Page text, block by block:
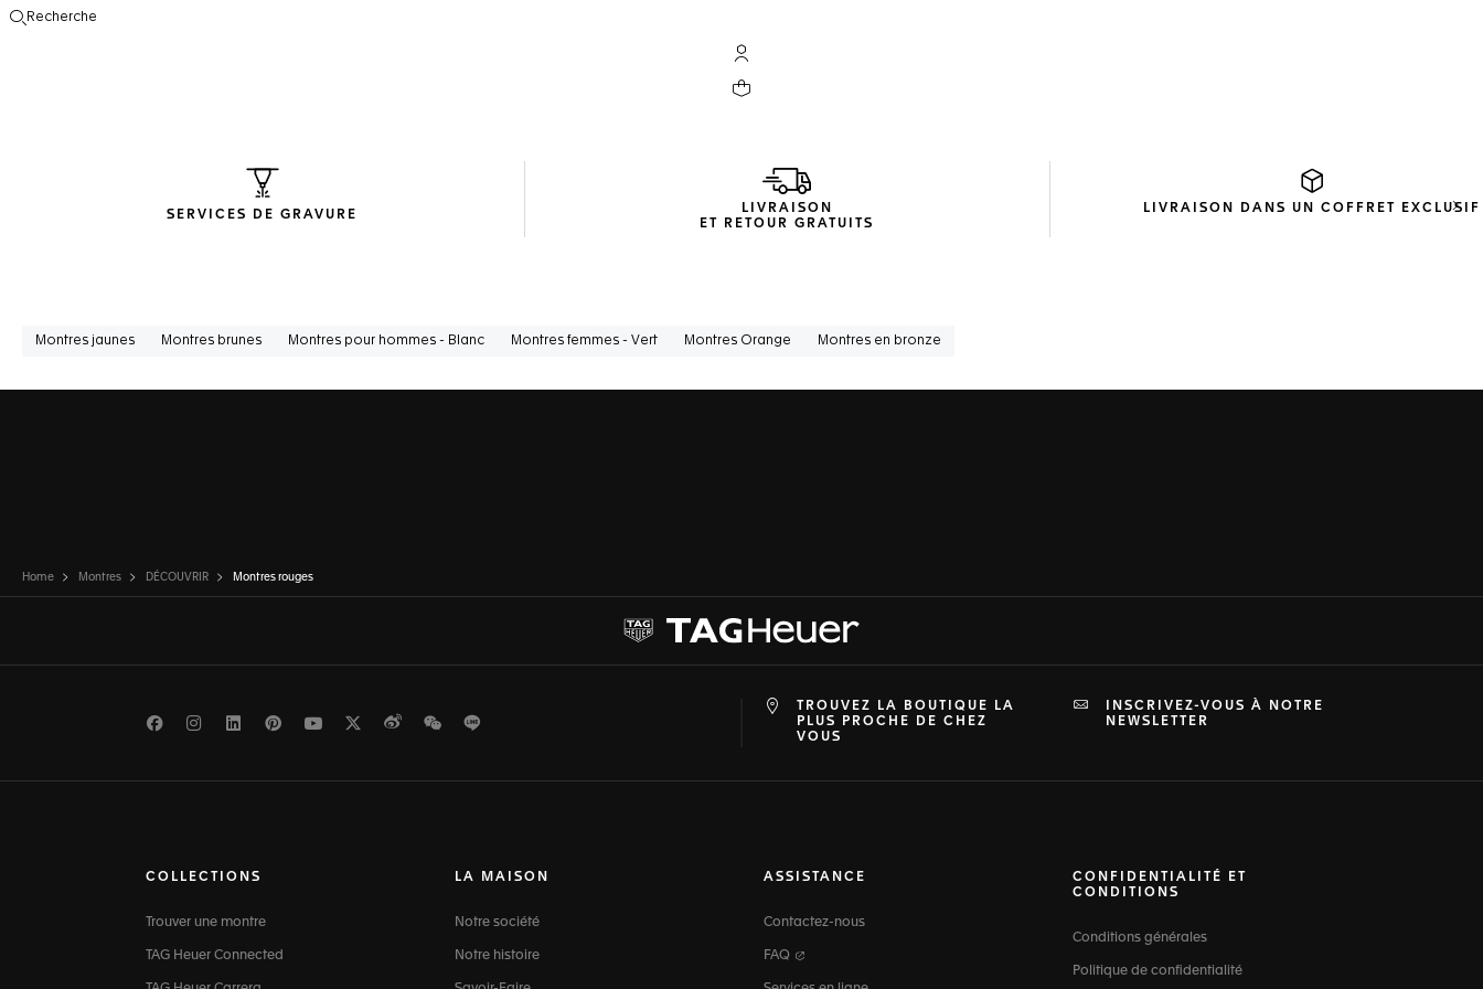
Recherche
Compte My TAG Heuer
Votre panier contient 0 produit(s)
SERVICES DE GRAVURE
LIVRAISON
ET RETOUR GRATUITS
LIVRAISON DANS UN COFFRET EXCLUSIF
Montres jaunes Montres brunes Montres pour hommes - Blanc Montres femmes - Vert Montres Orange Montres en bronze
Home Montres DÉCOUVRIR Montres rouges
FacebookInstagramLinkedInPinterest
Youtube
TwitterWeiboWeChat
TROUVEZ LA BOUTIQUE LA
PLUS PROCHE DE CHEZ
VOUS
INSCRIVEZ-VOUS À NOTRE
NEWSLETTER
COLLECTIONS
Trouver une montre
TAG Heuer Connected
LA MAISON
Notre société
Notre histoire
ASSISTANCE
Contactez-nous
FAQ
CONFIDENTIALITÉ ET
CONDITIONS
Conditions générales
Politique de confidentialité